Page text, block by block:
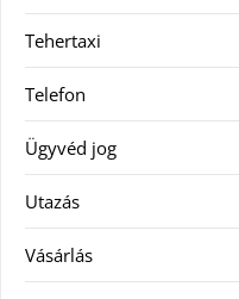
Tehertaxi
Telefon
Ügyvéd jog
Utazás
Vásárlás